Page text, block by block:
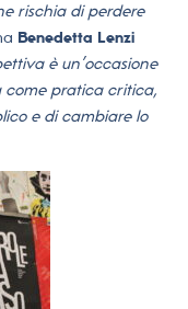
rischia di perdere
Benedetta Lenzi
è un’occasione
come pratica critica,
e di cambiare lo